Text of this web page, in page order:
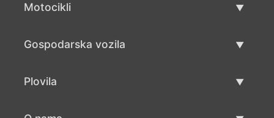
Motocikli
Gospodarska vozila
Plovila